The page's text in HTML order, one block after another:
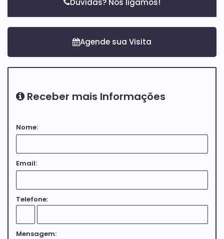
Receber mais Informações
Nome:
Email:
Telefone:
Mensagem: